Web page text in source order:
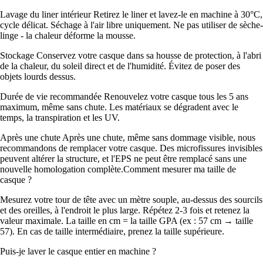
Lavage du liner intérieur Retirez le liner et lavez-le en machine à 30°C,
cycle délicat. Séchage à l'air libre uniquement. Ne pas utiliser de sèche-
linge - la chaleur déforme la mousse.
Stockage Conservez votre casque dans sa housse de protection, à l'abri
de la chaleur, du soleil direct et de l'humidité. Évitez de poser des
objets lourds dessus.
Durée de vie recommandée Renouvelez votre casque tous les 5 ans
maximum, même sans chute. Les matériaux se dégradent avec le
temps, la transpiration et les UV.
Après une chute Après une chute, même sans dommage visible, nous
recommandons de remplacer votre casque. Des microfissures invisibles
peuvent altérer la structure, et l'EPS ne peut être remplacé sans une
nouvelle homologation complète.Comment mesurer ma taille de
casque ?
Mesurez votre tour de tête avec un mètre souple, au-dessus des sourcils
et des oreilles, à l'endroit le plus large. Répétez 2-3 fois et retenez la
valeur maximale. La taille en cm = la taille GPA (ex : 57 cm → taille
57). En cas de taille intermédiaire, prenez la taille supérieure.
Puis-je laver le casque entier en machine ?